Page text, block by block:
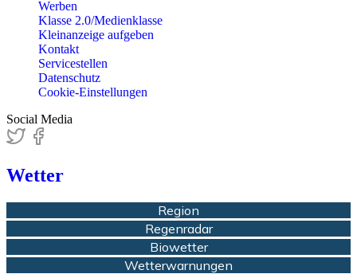
Werben
Klasse 2.0/Medienklasse
Kleinanzeige aufgeben
Kontakt
Servicestellen
Datenschutz
Cookie-Einstellungen
Social Media
Wetter
Region
Regenradar
Biowetter
Wetterwarnungen